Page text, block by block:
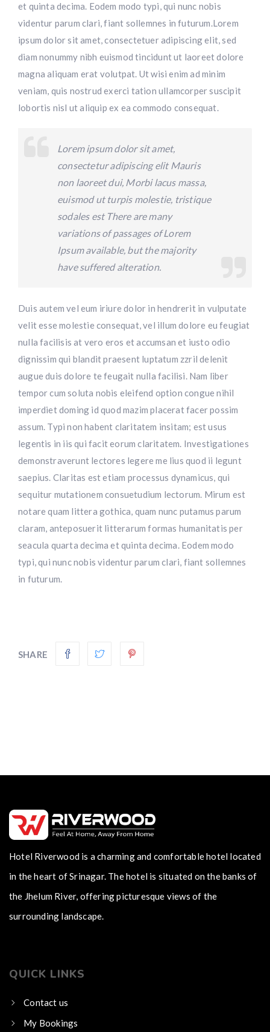
et quinta decima. Eodem modo typi, qui nunc nobis
videntur parum clari, fiant sollemnes in futurum.Lorem
ipsum dolor sit amet, consectetuer adipiscing elit, sed
diam nonummy nibh euismod tincidunt ut laoreet dolore
magna aliquam erat volutpat. Ut wisi enim ad minim
veniam, quis nostrud exerci tation ullamcorper suscipit
lobortis nisl ut aliquip ex ea commodo consequat.
Lorem ipsum dolor sit amet,
consectetur adipiscing elit Mauris
non laoreet dui, Morbi lacus massa,
euismod ut turpis molestie, tristique
sodales est There are many
variations of passages of Lorem
Ipsum available, but the majority
have suffered alteration.
Duis autem vel eum iriure dolor in hendrerit in vulputate
velit esse molestie consequat, vel illum dolore eu feugiat
nulla facilisis at vero eros et accumsan et iusto odio
dignissim qui blandit praesent luptatum zzril delenit
augue duis dolore te feugait nulla facilisi. Nam liber
tempor cum soluta nobis eleifend option congue nihil
imperdiet doming id quod mazim placerat facer possim
assum. Typi non habent claritatem insitam; est usus
legentis in iis qui facit eorum claritatem. Investigationes
demonstraverunt lectores legere me lius quod ii legunt
saepius. Claritas est etiam processus dynamicus, qui
sequitur mutationem consuetudium lectorum. Mirum est
notare quam littera gothica, quam nunc putamus parum
claram, anteposuerit litterarum formas humanitatis per
seacula quarta decima et quinta decima. Eodem modo
typi, qui nunc nobis videntur parum clari, fiant sollemnes
in futurum.
SHARE
Hotel Riverwood is a charming and comfortable hotel located
in the heart of Srinagar. The hotel is situated on the banks of
the Jhelum River, offering picturesque views of the
surrounding landscape.
QUICK LINKS
Contact us
My Bookings